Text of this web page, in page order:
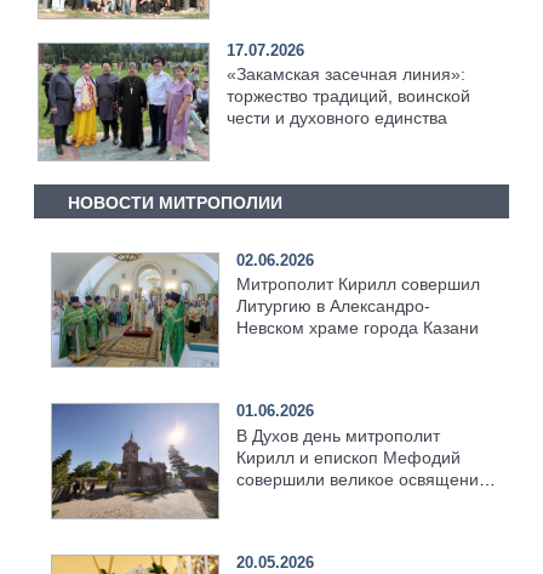
17.07.2026
«Закамская засечная линия»:
торжество традиций, воинской
чести и духовного единства
НОВОСТИ МИТРОПОЛИИ
02.06.2026
Митрополит Кирилл совершил
Литургию в Александро-
Невском храме города Казани
01.06.2026
В Духов день митрополит
Кирилл и епископ Мефодий
совершили великое освящение
20.05.2026